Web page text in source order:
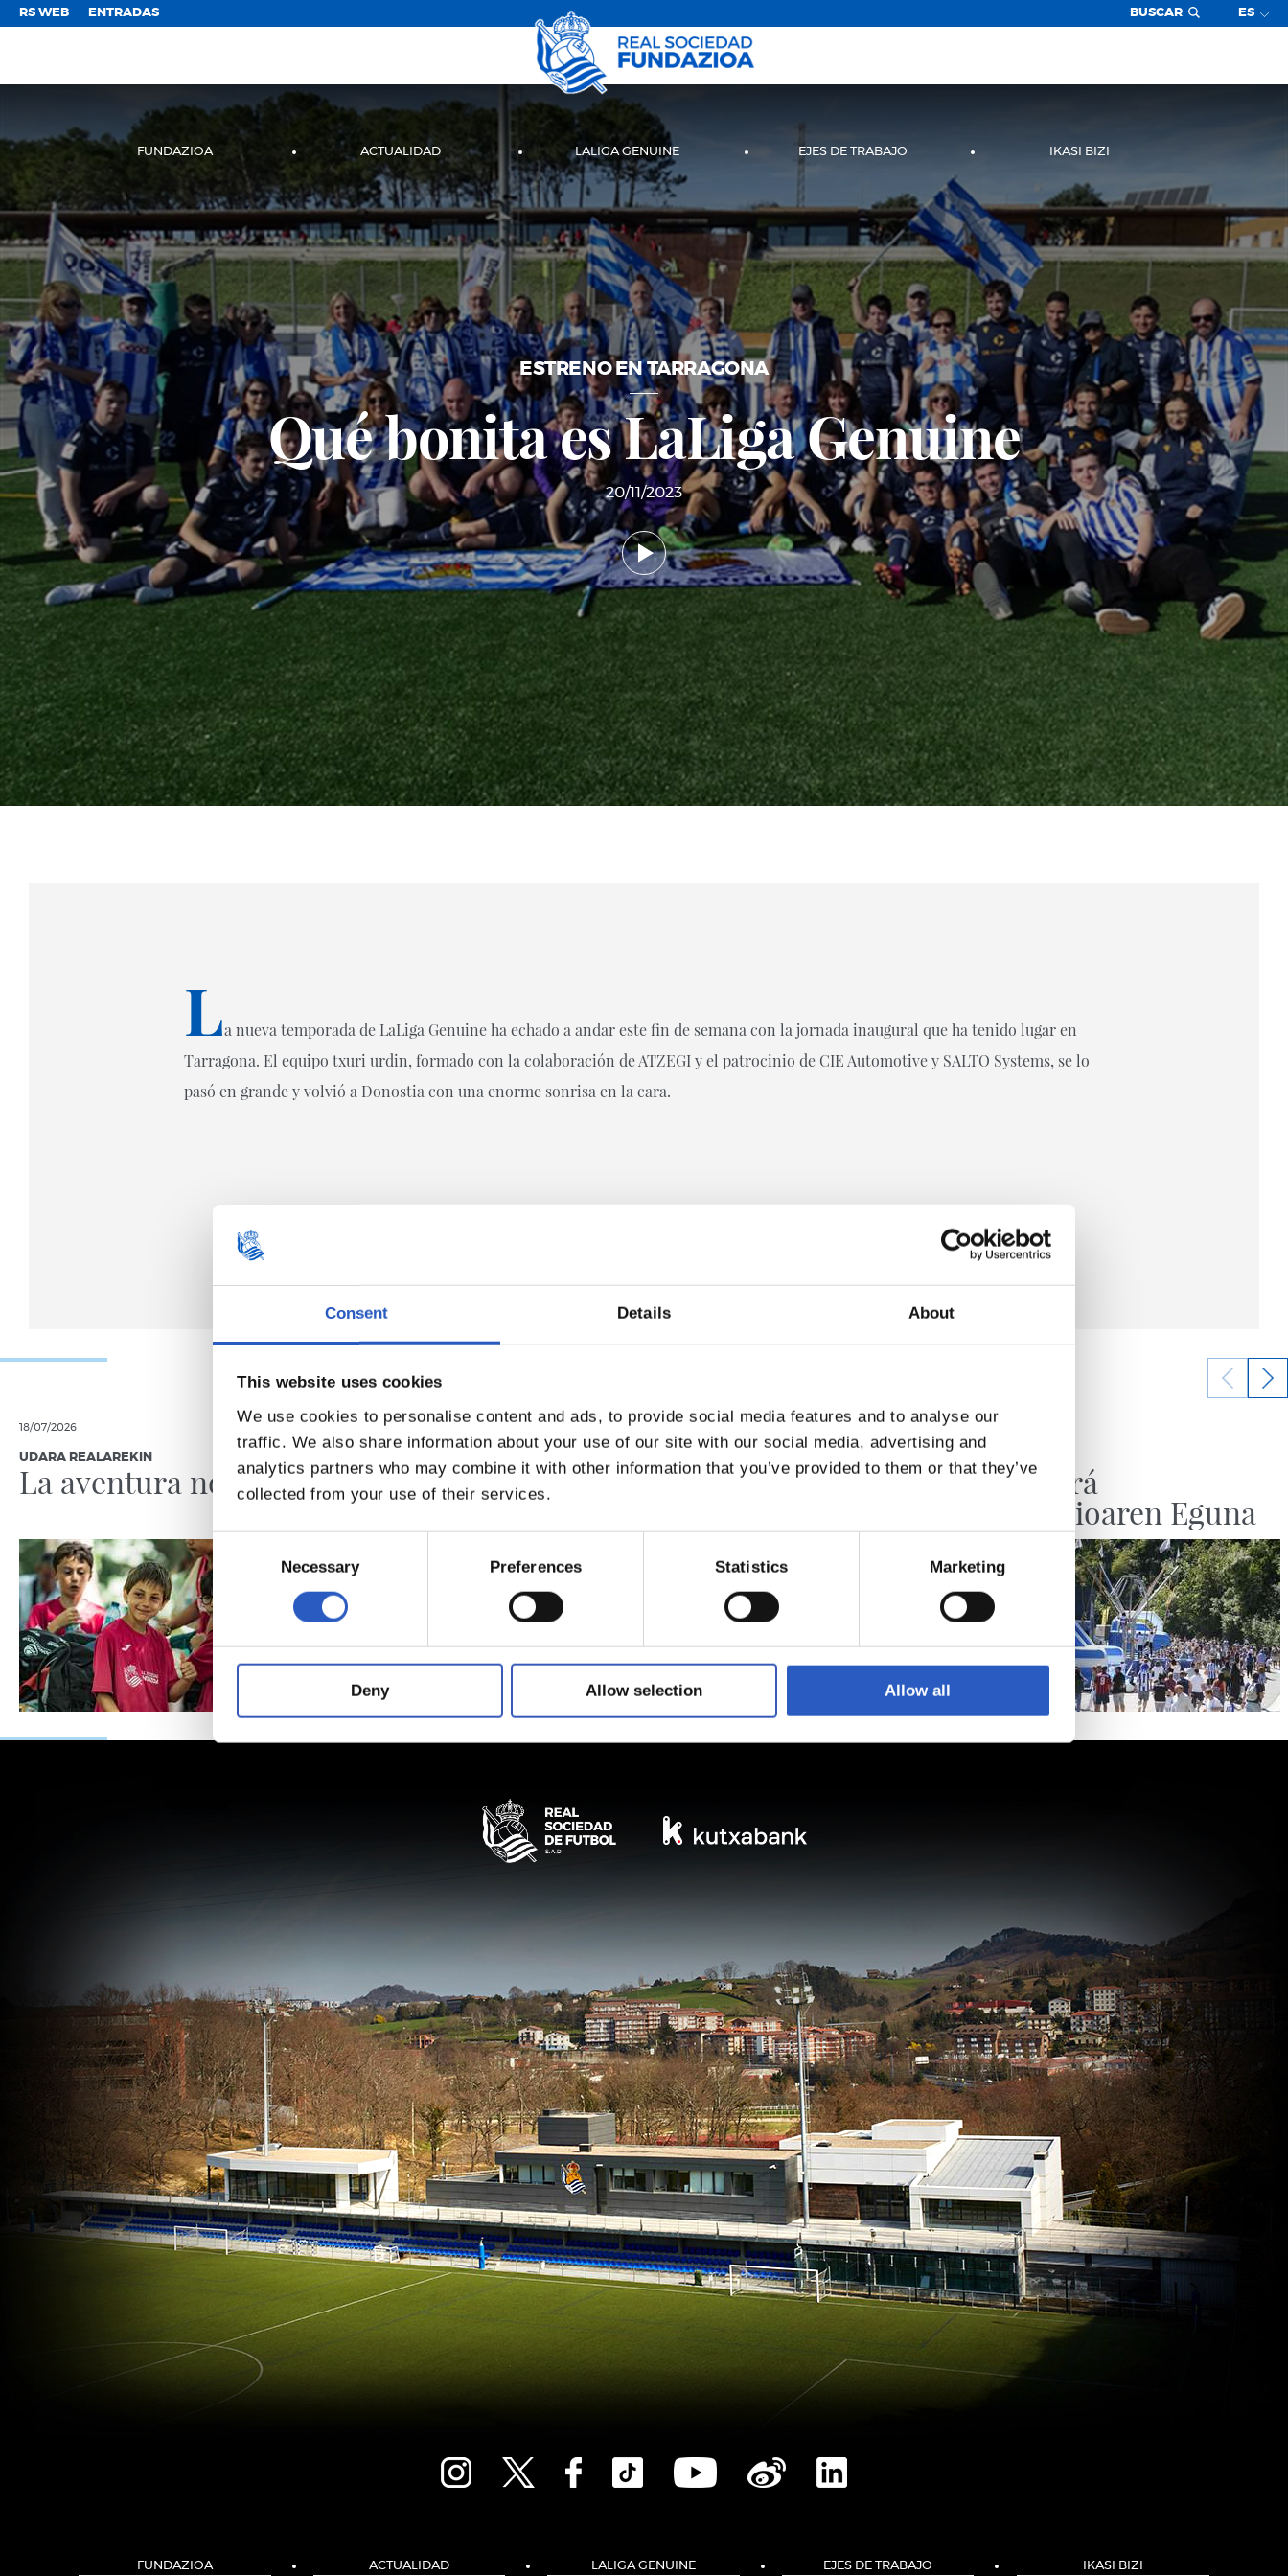
Consent Details About
This website uses cookies
We use cookies to personalise content and ads, to provide social media features and to analyse our
traffic. We also share information about your use of our site with our social media, advertising and
analytics partners who may combine it with other information that you’ve provided to them or that they’ve
collected from your use of their services.
Consent
Selection
Necessary Preferences Statistics Marketing
Deny Allow selection Allow all
RS WEB ENTRADAS BUSCAR ES
FUNDAZIOA ACTUALIDAD LALIGA GENUINE EJES DE TRABAJO IKASI BIZI
ESTRENO EN TARRAGONA
Qué bonita es LaLiga Genuine
20/11/2023
La nueva temporada de LaLiga Genuine ha echado a andar este fin de semana con la jornada inaugural que ha tenido lugar en
Tarragona. El equipo txuri urdin, formado con la colaboración de ATZEGI y el patrocinio de CIE Automotive y SALTO Systems, se lo
pasó en grande y volvió a Donostia con una enorme sonrisa en la cara.
18/07/2026
UDARA REALAREKIN
La aventura no para
19/06/2026
A por la última
jornada
Recordando vida No habrá
Fundazioaren Eguna
FUNDAZIOA ACTUALIDAD LALIGA GENUINE EJES DE TRABAJO IKASI BIZI